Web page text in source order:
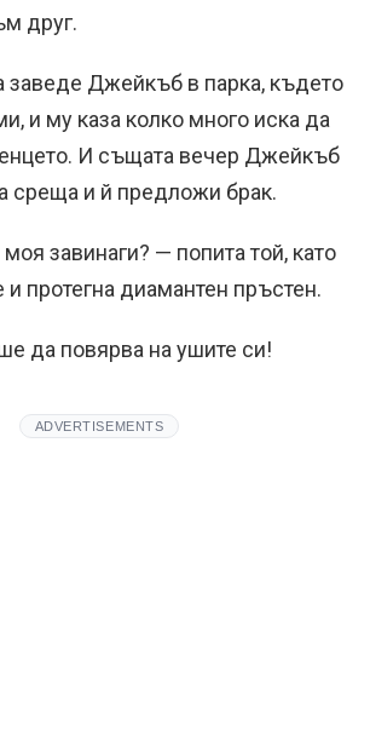
друг.
Джейкъб в парка, където
и му каза колко много иска да
И същата вечер Джейкъб
среща и й предложи брак.
завинаги? — попита той, като
и протегна диамантен пръстен.
да повярва на ушите си!
ADVERTISEMENTS